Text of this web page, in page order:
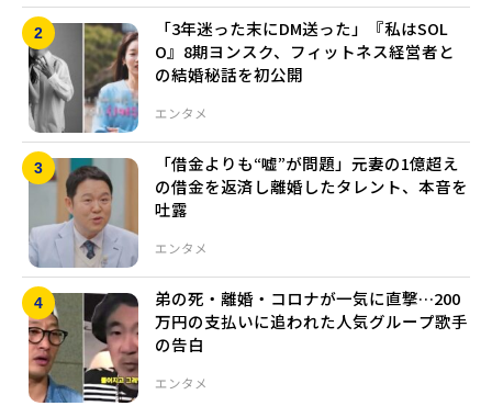
エンタメ
「3年迷った末にDM送った」『私はSOL
O』8期ヨンスク、フィットネス経営者と
の結婚秘話を初公開
エンタメ
「借金よりも“嘘”が問題」元妻の1億超え
の借金を返済し離婚したタレント、本音を
吐露
エンタメ
弟の死・離婚・コロナが一気に直撃…200
万円の支払いに追われた人気グループ歌手
の告白